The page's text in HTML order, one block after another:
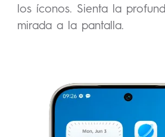
los íconos. Sienta la
mirada a la pantalla.